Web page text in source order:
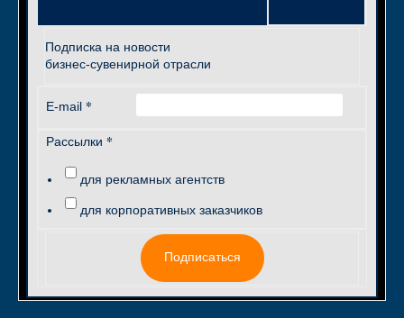
Подписка на новости
бизнес-сувенирной отрасли
E-mail *
Рассылки *
для рекламных агентств
для корпоративных заказчиков
Подписаться